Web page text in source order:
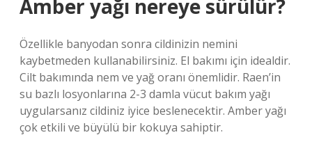
Amber yağı nereye sürülür?
Özellikle banyodan sonra cildinizin nemini
kaybetmeden kullanabilirsiniz. El bakımı için idealdir.
Cilt bakımında nem ve yağ oranı önemlidir. Raen’in
su bazlı losyonlarına 2-3 damla vücut bakım yağı
uygularsanız cildiniz iyice beslenecektir. Amber yağı
çok etkili ve büyülü bir kokuya sahiptir.